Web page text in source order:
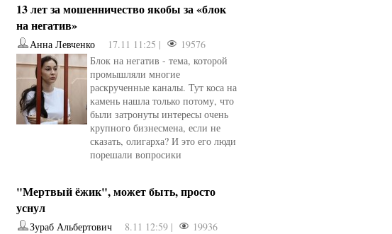
13 лет за мошенничество якобы за «блок
на негатив»
Анна Левченко 17.11 11:25 |
19576
Блок на негатив - тема, которой
промышляли многие
раскрученные каналы. Тут коса на
камень нашла только потому, что
были затронуты интересы очень
крупного бизнесмена, если не
сказать, олигарха? И это его люди
порешали вопросики
"Мертвый ёжик", может быть, просто
уснул
Зураб Альбертович 8.11 12:59 |
19936